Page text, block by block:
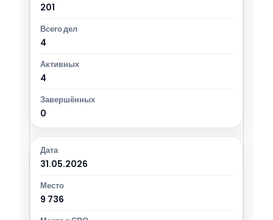
201
4
4
0
31.05.2026
9 736